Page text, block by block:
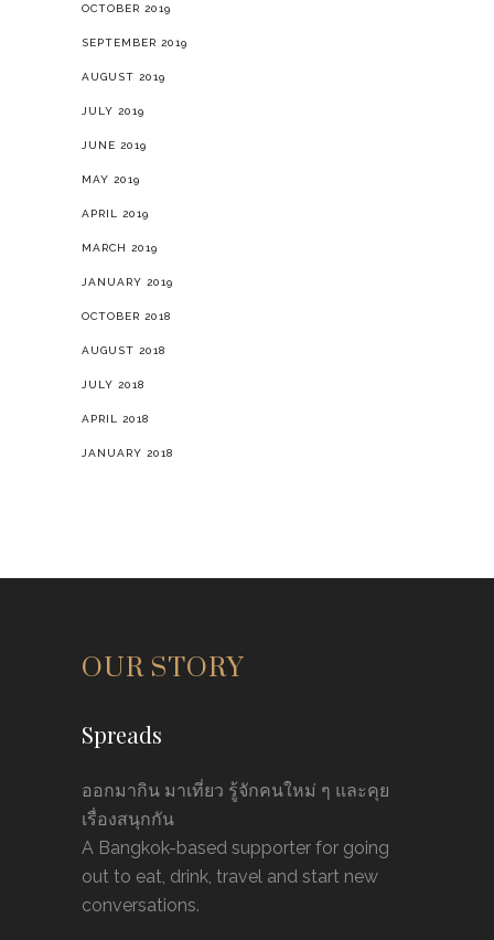
OCTOBER 2019
SEPTEMBER 2019
AUGUST 2019
JULY 2019
JUNE 2019
MAY 2019
APRIL 2019
MARCH 2019
JANUARY 2019
OCTOBER 2018
AUGUST 2018
JULY 2018
APRIL 2018
JANUARY 2018
OUR STORY
Spreads
ออกมากิน มาเที่ยว รู้จักคนใหม่ ๆ และคุย
เรื่องสนุกกัน
A Bangkok-based supporter for going
out to eat, drink, travel and start new
conversations.